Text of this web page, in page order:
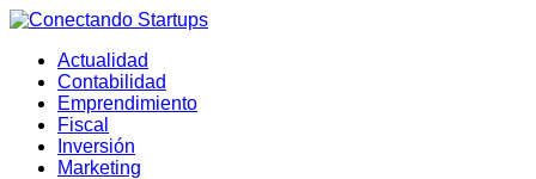
Actualidad
Contabilidad
Emprendimiento
Fiscal
Inversión
Marketing